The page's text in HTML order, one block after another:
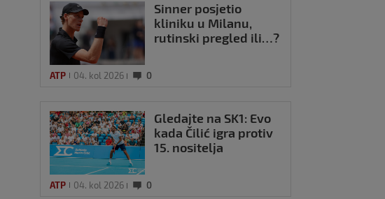
Sinner posjetio
kliniku u Milanu,
rutinski pregled ili…?
ATP 04. kol 2026 0
Gledajte na SK1: Evo
kada Čilić igra protiv
15. nositelja
ATP 04. kol 2026 0